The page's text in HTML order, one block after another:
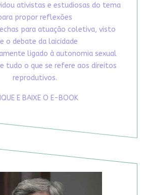
ativistas e estudiosas do tema
propor reflexões
para atuação coletiva, visto
o debate da laicidade
ligado à autonomia sexual
tudo o que se refere aos direitos
reprodutivos.
E BAIXE O E-BOOK